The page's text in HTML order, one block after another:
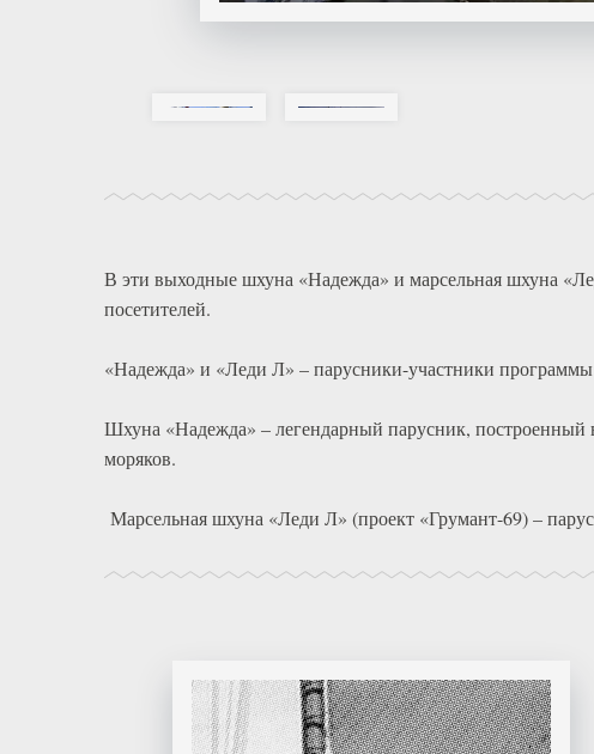
В эти выходные шхуна «Надежда» и марсельная шхуна
посетителей.
«Надежда» и «Леди Л» – парусники-участники
Шхуна «Надежда» – легендарный парусник, построенный
моряков.
Марсельная шхуна «Леди Л» (проект «Грумант-69) –